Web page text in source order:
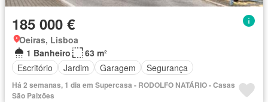
185 000 €
Oeiras, Lisboa
1 Banheiro
63 m²
Escritório
Jardim Garagem Segurança
Há 2 semanas, 1 dia em Supercasa - RODOLFO NATÁRIO - Casas
São Paixões